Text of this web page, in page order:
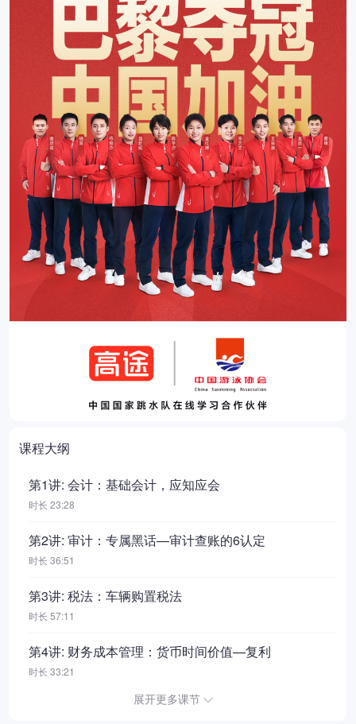
课程大纲
第1讲: 会计：基础会计，应知应会
时长 23:28
第2讲: 审计：专属黑话—审计查账的6认定
时长 36:51
第3讲: 税法：车辆购置税法
时长 57:11
第4讲: 财务成本管理：货币时间价值—复利
时长 33:21
展开更多课节